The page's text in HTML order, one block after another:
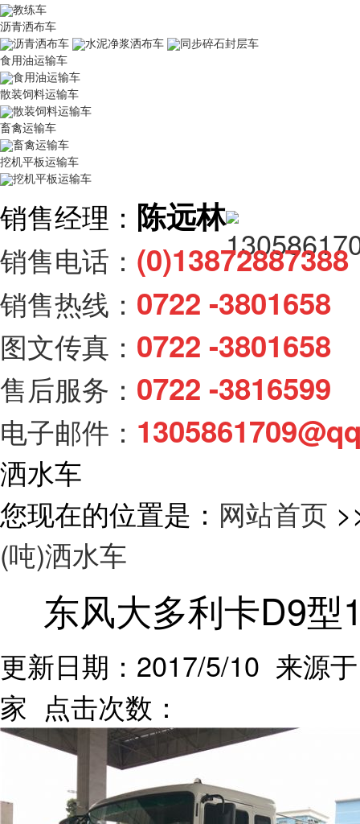
教练车
沥青洒布车
沥青洒布车
水泥净浆洒布车
同步碎石封层车
食用油运输车
食用油运输车
散装饲料运输车
散装饲料运输车
畜禽运输车
畜禽运输车
挖机平板运输车
挖机平板运输车
销售经理： 陈远林
销售电话：
销售热线： 0722 -3801658
图文传真： 0722 -3801658
售后服务： 0722 -3816599
电子邮件：
洒水车
您现在的位置是： 网站首页
(吨)洒水车
东风大多利卡D9
更新日期：2017/5/10 来源
家 点击次数：